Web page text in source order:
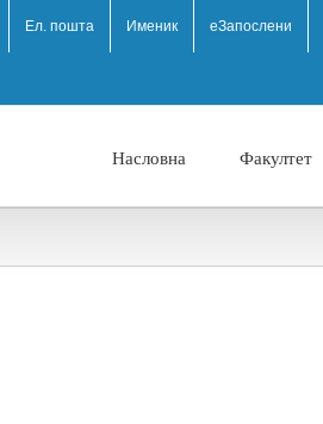
Ел. пошта Именик eЗапослени
Насловна Факултет